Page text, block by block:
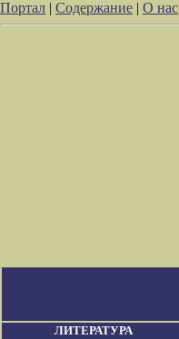
Портал | Содержание | О нас
ЛИТЕРАТУРА